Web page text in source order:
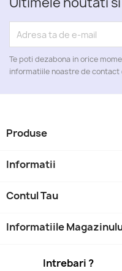
Te poti dezabona in orice
informatiile noastre de contact
Produse
Informatii
Contul Tau
Informatiile
Intrebari ?